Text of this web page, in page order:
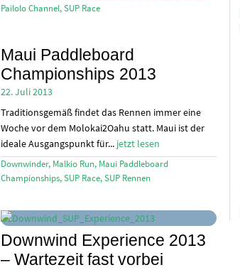
Pailolo Channel, SUP Race
Maui Paddleboard
Championships 2013
22. Juli 2013
Traditionsgemäß findet das Rennen immer eine
Woche vor dem Molokai2Oahu statt. Maui ist der
ideale Ausgangspunkt für... jetzt lesen
Downwinder, Malkio Run, Maui Paddleboard
Championships, SUP Race, SUP Rennen
Downwind Experience 2013
– Wartezeit fast vorbei